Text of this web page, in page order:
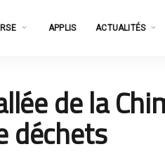
APPLIS ACTUALITÉS
de la
déchets